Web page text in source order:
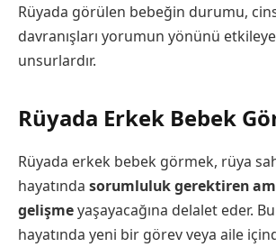
Rüyada görülen bebeğin durumu,
davranışları yorumun yönünü
unsurlardır.
Rüyada Erkek Bebek
Rüyada erkek bebek görmek, rüya
hayatında sorumluluk gerektiren
gelişmeyaşayacağına delalet eder.
hayatında yeni bir görev veya aile